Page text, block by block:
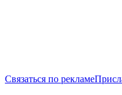
Связаться по рекламе